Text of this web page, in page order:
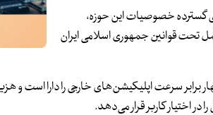
گسترده خصوصیات این حوزه،
تحت قوانین جمهوری اسلامی ایران
سرعت اپلیکیشن‌های خارجی را دارا است و
اختیار کاربر قرار می‌دهد.